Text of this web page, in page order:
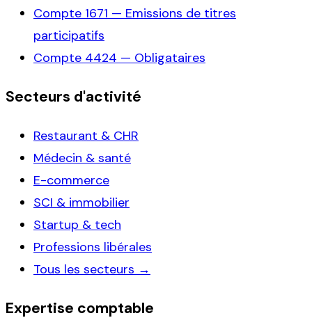
Compte 1671 — Emissions de titres
participatifs
Compte 4424 — Obligataires
Secteurs d'activité
Restaurant & CHR
Médecin & santé
E-commerce
SCI & immobilier
Startup & tech
Professions libérales
Tous les secteurs →
Expertise comptable